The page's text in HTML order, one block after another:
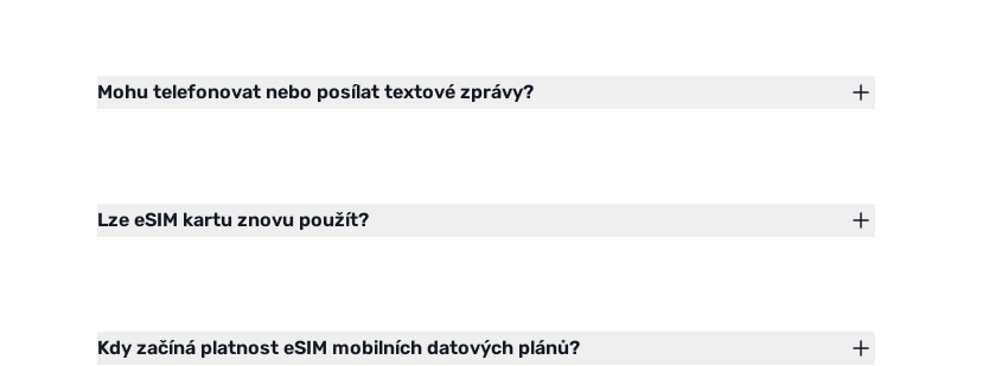
Mohu telefonovat nebo posílat textové zprávy?
Lze eSIM kartu znovu použít?
Kdy začíná platnost eSIM mobilních datových plánů?